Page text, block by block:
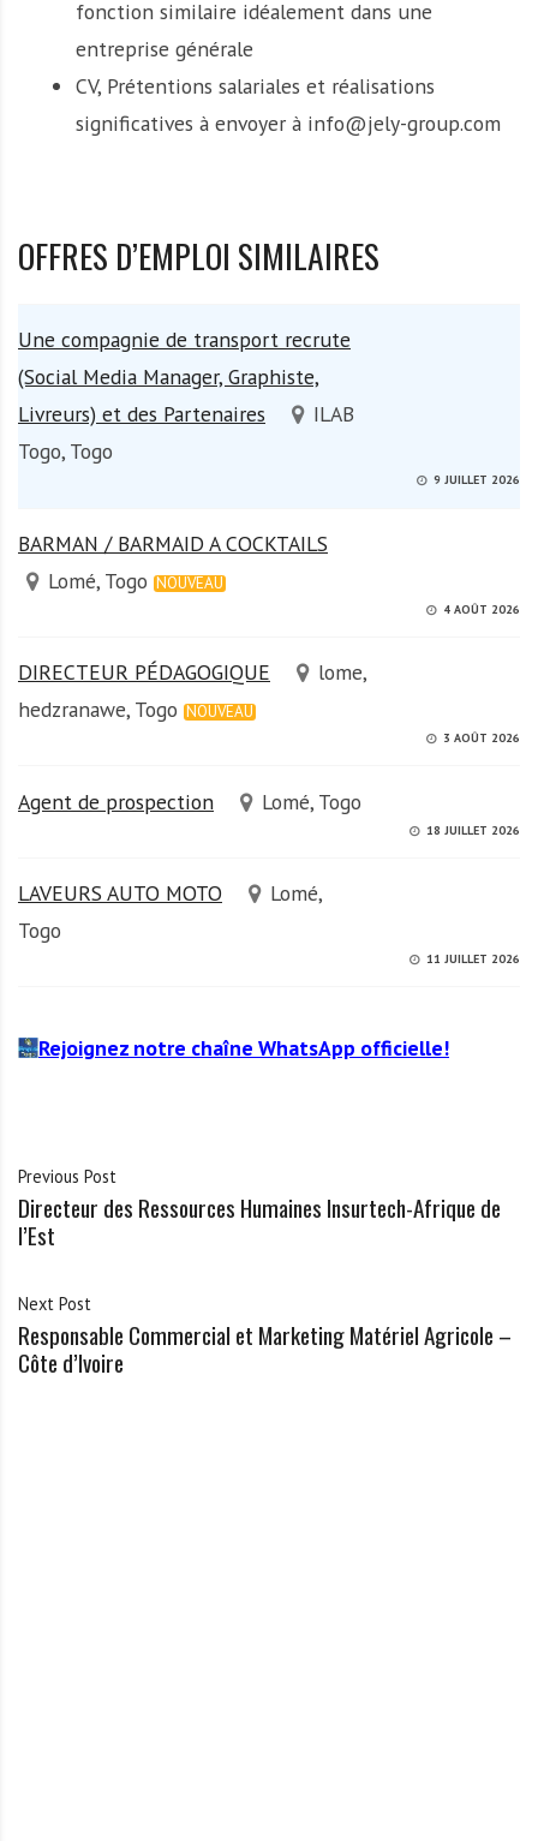
fonction similaire idéalement dans une
entreprise générale
CV, Prétentions salariales et réalisations
significatives à envoyer à info@jely-group.com
OFFRES D’EMPLOI SIMILAIRES
Une compagnie de transport recrute
(Social Media Manager, Graphiste,
Livreurs) et des Partenaires
ILAB
Togo, Togo
9 JUILLET 2026
BARMAN / BARMAID A COCKTAILS
Lomé, Togo NOUVEAU
4 AOÛT 2026
DIRECTEUR PÉDAGOGIQUE
lome,
hedzranawe, Togo NOUVEAU
3 AOÛT 2026
Agent de prospection Lomé, Togo
18 JUILLET 2026
LAVEURS AUTO MOTO
Lomé,
Togo
11 JUILLET 2026
Rejoignez notre chaîne WhatsApp officielle!
Previous Post
Directeur des Ressources Humaines Insurtech-Afrique de
l’Est
Next Post
Responsable Commercial et Marketing Matériel Agricole –
Côte d’Ivoire